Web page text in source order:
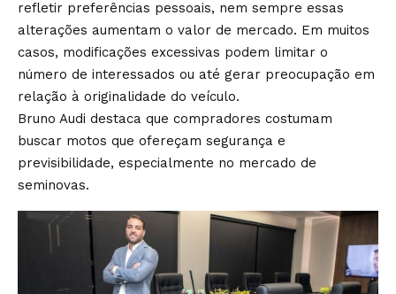
refletir preferências pessoais, nem sempre essas
alterações aumentam o valor de mercado. Em muitos
casos, modificações excessivas podem limitar o
número de interessados ou até gerar preocupação em
relação à originalidade do veículo.
Bruno Audi destaca que compradores costumam
buscar motos que ofereçam segurança e
previsibilidade, especialmente no mercado de
seminovas.